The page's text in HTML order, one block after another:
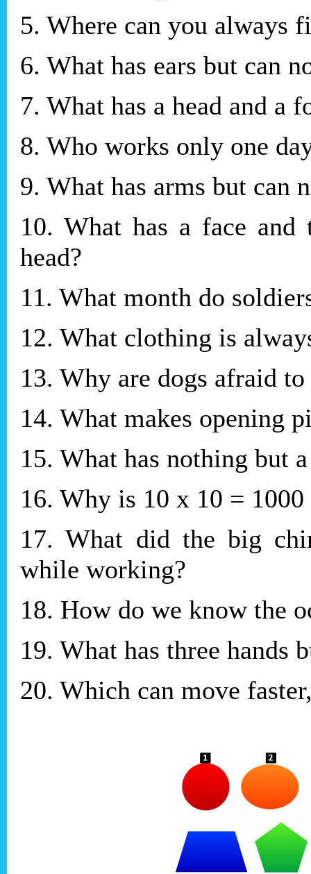
5. Where can you always
6. What has ears but can
7. What has a head and a
8. Who works only one
9. What has arms but can
10. What has a face
head?
11. What month do
12. What clothing is
13. Why are dogs afraid to
14. What makes opening
15. What has nothing but
16. Why is 10 x 10 =
17. What did the big
while working?
18. How do we know the
19. What has three hands
20. Which can move